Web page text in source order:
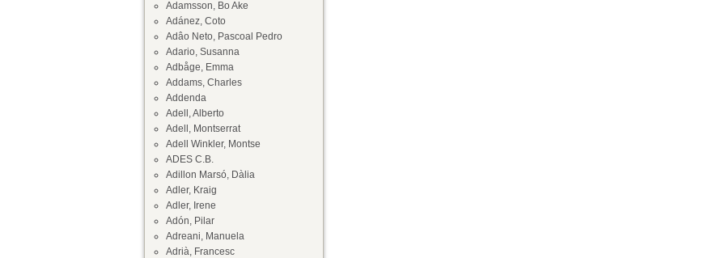
Adamsson, Bo Ake
Adánez, Coto
Adâo Neto, Pascoal Pedro
Adario, Susanna
Adbåge, Emma
Addams, Charles
Addenda
Adell, Alberto
Adell, Montserrat
Adell Winkler, Montse
ADES C.B.
Adillon Marsó, Dàlia
Adler, Kraig
Adler, Irene
Adón, Pilar
Adreani, Manuela
Adrià, Francesc